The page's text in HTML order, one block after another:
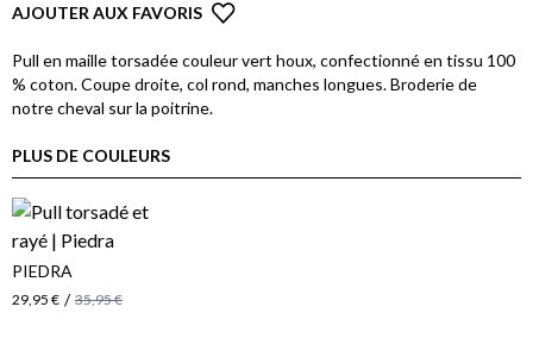
AJOUTER AUX FAVORIS
Pull en maille torsadée couleur vert houx, confectionné en tissu 100
% coton. Coupe droite, col rond, manches longues. Broderie de
notre cheval sur la poitrine.
PLUS DE COULEURS
PIEDRA
29,95 € / 35,95 €